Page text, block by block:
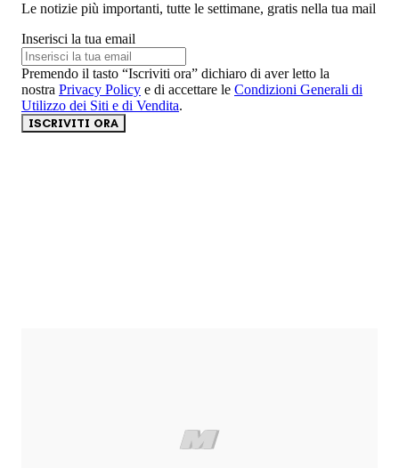
Le notizie più importanti, tutte le settimane, gratis nella tua mail
Inserisci la tua email
Premendo il tasto “Iscriviti ora” dichiaro di aver letto la
nostra Privacy Policy e di accettare le Condizioni Generali di
Utilizzo dei Siti e di Vendita.
ISCRIVITI ORA